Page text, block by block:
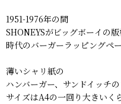
1951-1976年の間
SHONEYSがビッグボーイの
時代のバーガーラッピングペー
薄いシャリ紙の
ハンバーガー、サンドイッチ
サイズはA4の一回り大きいく